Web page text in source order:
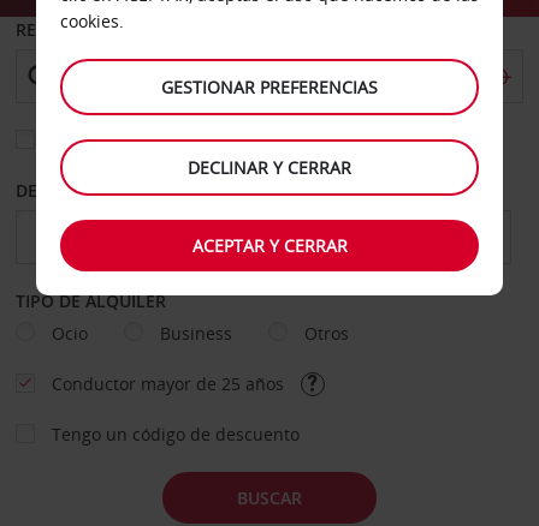
RECOGER EN
Elegir otra oficina de devolución
DESDE HASTA
TIPO DE ALQUILER
Ocio
Business Otros
Conductor mayor de 25 años
Tengo un código de descuento
BUSCAR
cookies.
GESTIONAR PREFERENCIAS
DECLINAR Y CERRAR
ACEPTAR Y CERRAR